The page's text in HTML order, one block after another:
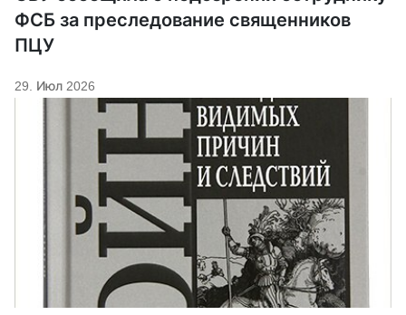
ФСБ за преследование священников
ПЦУ
29. Июл 2026